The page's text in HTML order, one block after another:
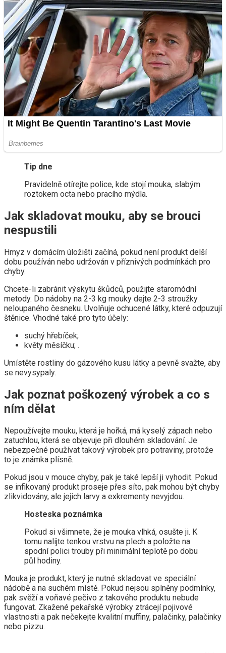
Tip dne
Pravidelně otírejte police, kde stojí mouka, slabým
roztokem octa nebo pracího mýdla.
Jak skladovat mouku, aby se brouci
nespustili
Hmyz v domácím úložišti začíná, pokud není produkt delší
dobu používán nebo udržován v příznivých podmínkách pro
chyby.
Chcete-li zabránit výskytu škůdců, použijte staromódní
metody. Do nádoby na 2-3 kg mouky dejte 2-3 stroužky
neloupaného česneku. Uvolňuje ochucené látky, které odpuzují
štěnice. Vhodné také pro tyto účely:
suchý hřebíček;
květy měsíčku; .
Umístěte rostliny do gázového kusu látky a pevně svažte, aby
se nevysypaly.
Jak poznat poškozený výrobek a co s
ním dělat
Nepoužívejte mouku, která je hořká, má kyselý zápach nebo
zatuchlou, která se objevuje při dlouhém skladování. Je
nebezpečné používat takový výrobek pro potraviny, protože
to je známka plísně.
Pokud jsou v mouce chyby, pak je také lepší ji vyhodit. Pokud
se infikovaný produkt proseje přes síto, pak mohou být chyby
zlikvidovány, ale jejich larvy a exkrementy nevyjdou.
Hosteska poznámka
Pokud si všimnete, že je mouka vlhká, osušte ji. K
tomu nalijte tenkou vrstvu na plech a položte na
spodní polici trouby při minimální teplotě po dobu
půl hodiny.
Mouka je produkt, který je nutné skladovat ve speciální
nádobě a na suchém místě. Pokud nejsou splněny podmínky,
pak svěží a voňavé pečivo z takového produktu nebude
fungovat. Zkažené pekařské výrobky ztrácejí pojivové
vlastnosti a pak nečekejte kvalitní muffiny, palačinky, palačinky
nebo pizzu.